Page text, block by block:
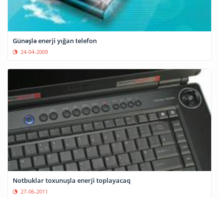
Günəşlə enerji yığan telefon
24-04-2009
Notbuklar toxunuşla enerji toplayacaq
27-06-2011